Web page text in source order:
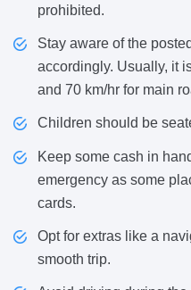
prohibited.
Stay aware of the
accordingly. Usually, it
and 70 km/hr for main
Children should be
Keep some cash in
emergency as some
cards.
Opt for extras like a
smooth trip.